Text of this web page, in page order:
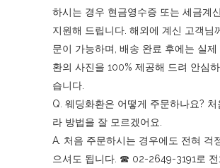
하시는 경우 현금영수증 또는 세금계
지원해 드립니다. 해외에 계신 고객님
문이 가능하며, 배송 완료 후에는 실
환의 사진을 100% 제공해 드려 안심
습니다.
Q. 웨딩화환은 어떻게 주문하나요? 처
라 방법을 잘 모르겠어요.
A. 처음 주문하시는 경우에도 전혀 걱
으셔도 됩니다. ☎︎ 02-2649-3191로 전